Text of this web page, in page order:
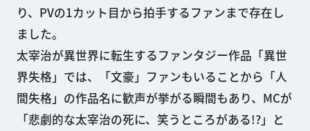
り、PVの1カット目から拍手するファンまで存在し
ました。
太宰治が異世界に転生するファンタジー作品「異世
界失格」では、「文豪」ファンもいることから「人
間失格」の作品名に歓声が挙がる瞬間もあり、MCが
「悲劇的な太宰治の死に、笑うところがある!?」と